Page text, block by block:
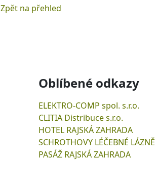
Zpět na přehled
Oblíbené odkazy
ELEKTRO-COMP spol. s.r.o.
CLITIA Distribuce s.r.o.
HOTEL RAJSKÁ ZAHRADA
SCHROTHOVY LÉČEBNÉ LÁZNĚ
PASÁŽ RAJSKÁ ZAHRADA